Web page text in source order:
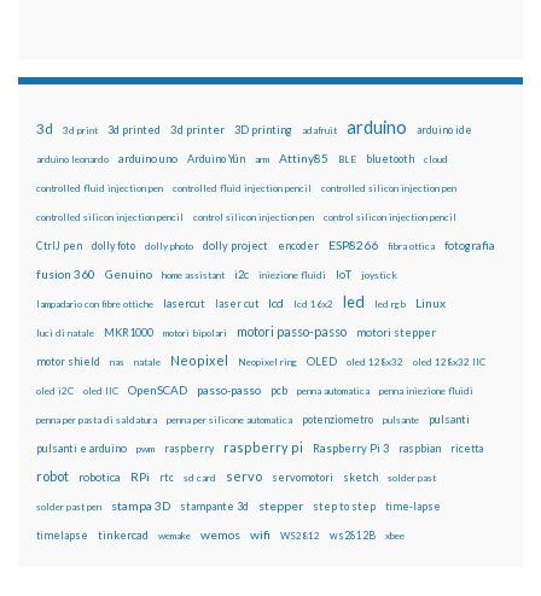
3d 3d print 3d printed 3d printer 3D printing adafruit arduino arduino ide
arduino leonardo arduino uno Arduino Yún arm Attiny85 BLE bluetooth cloud
controlled fluid injection pen controlled fluid injection pencil controlled silicon injection pen
controlled silicon injection pencil control silicon injection pen control silicon injection pencil
CtrlJ pen dolly foto dolly photo dolly project encoder ESP8266 fibra ottica fotografia
fusion 360 Genuino home assistant i2c iniezione fluidi IoT joystick
lampadario con fibre ottiche lasercut laser cut lcd lcd 16x2 led led rgb Linux
luci di natale MKR1000 motori bipolari motori passo-passo motori stepper
motor shield nas natale Neopixel Neopixel ring OLED oled 128x32 oled 128x32 IIC
oled i2C oled IIC OpenSCAD passo-passo pcb penna automatica penna iniezione fluidi
penna per pasta di saldatura penna per silicone automatica potenziometro pulsante pulsanti
pulsanti e arduino pwm raspberry raspberry pi Raspberry Pi 3 raspbian ricetta
robot robotica RPi rtc sd card servo servomotori sketch solder past
solder past pen stampa 3D stampante 3d stepper step to step time-lapse
timelapse tinkercad wemake wemos wifi WS2812 ws2812B xbee